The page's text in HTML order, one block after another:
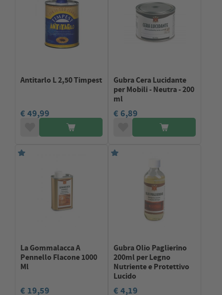
Antitarlo L 2,50 Timpest
€ 49,99
Gubra Cera Lucidante
per Mobili - Neutra - 200
ml
€ 6,89
La Gommalacca A
Pennello Flacone 1000
Ml
€ 19,59
Gubra Olio Paglierino
200ml per Legno
Nutriente e Protettivo
Lucido
€ 4,19